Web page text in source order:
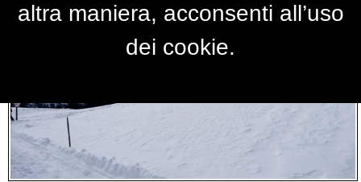
altra maniera, acconsenti all’uso
dei cookie.